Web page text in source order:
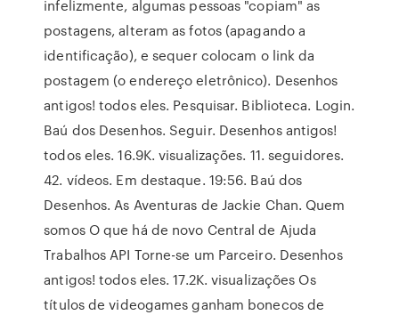
infelizmente, algumas pessoas "copiam" as
postagens, alteram as fotos (apagando a
identificação), e sequer colocam o link da
postagem (o endereço eletrônico). Desenhos
antigos! todos eles. Pesquisar. Biblioteca. Login.
Baú dos Desenhos. Seguir. Desenhos antigos!
todos eles. 16.9K. visualizações. 11. seguidores.
42. vídeos. Em destaque. 19:56. Baú dos
Desenhos. As Aventuras de Jackie Chan. Quem
somos O que há de novo Central de Ajuda
Trabalhos API Torne-se um Parceiro. Desenhos
antigos! todos eles. 17.2K. visualizações Os
títulos de videogames ganham bonecos de